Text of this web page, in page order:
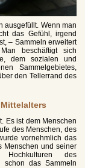
ausgefüllt. Wenn man
das Gefühl, irgend
– Sammeln erweitert
beschäftigt sich
dem sozialen und
Sammelgebietes,
den Tellerrand des
Es ist dem Menschen
des Menschen, des
vornehmlich das
Menschen und seiner
des
schon das Sammeln